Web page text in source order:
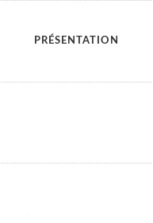
PRÉSENTATION